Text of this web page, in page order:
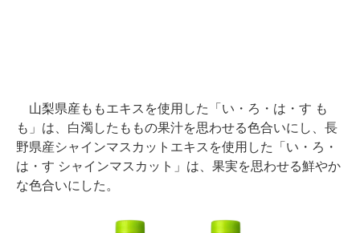
山梨県産ももエキスを使用した「い・ろ・は・す も
も」は、白濁したももの果汁を思わせる色合いにし、長
野県産シャインマスカットエキスを使用した「い・ろ・
は・す シャインマスカット」は、果実を思わせる鮮やか
な色合いにした。